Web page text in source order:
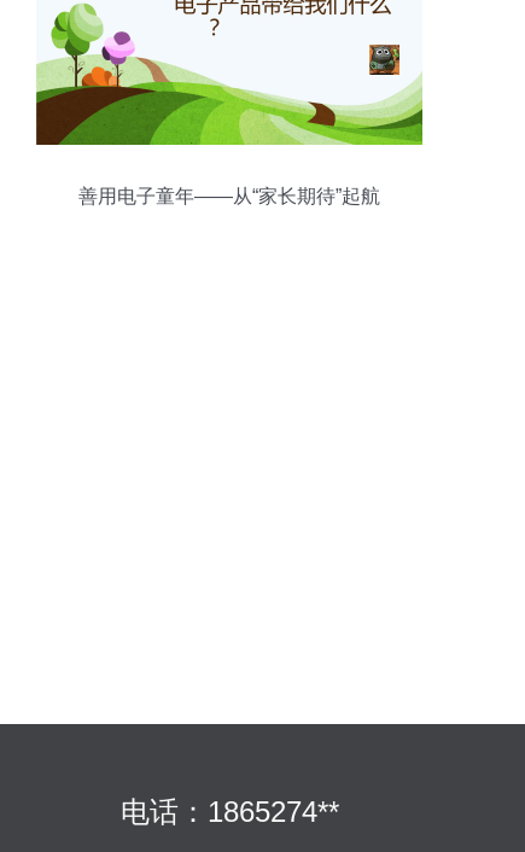
善用电子童年——从“家长期待”起航
电话：1865274**